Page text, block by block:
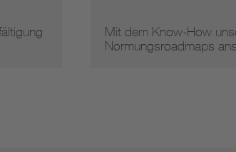
Mit dem Know-How
Normungsroadmaps